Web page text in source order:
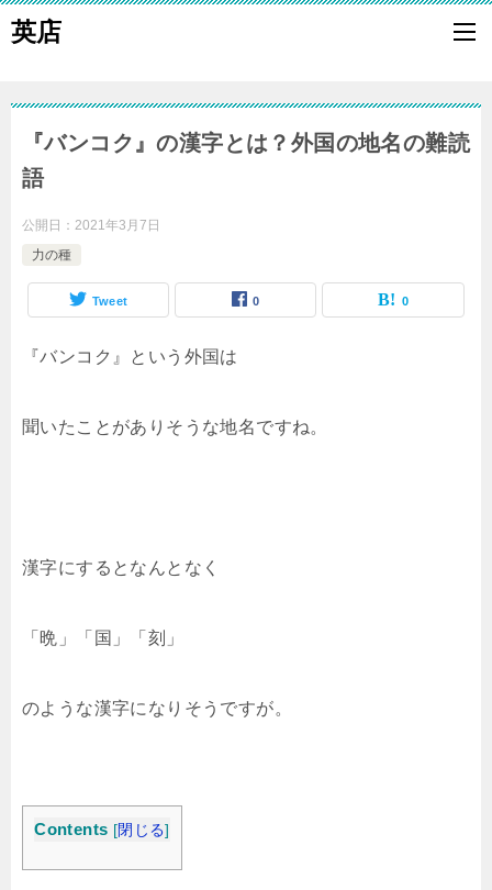
英店
『バンコク』の漢字とは？外国の地名の難読
語
公開日： 2021年3月7日
力の種
Tweet 0 0
『バンコク』という外国は
聞いたことがありそうな地名ですね。
漢字にするとなんとなく
「晩」「国」「刻」
のような漢字になりそうですが。
Contents [閉じる]